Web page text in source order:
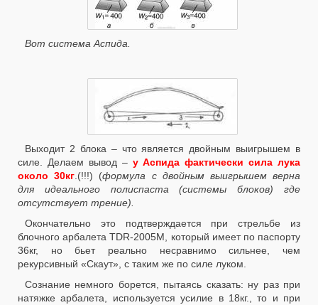
Вот система Аспида.
Выходит 2 блока – что является двойным выигрышем в
силе. Делаем вывод –у Аспида фактически сила лука
около 30кг .(!!!) (формула с двойным выигрышем верна
для идеального полиспаста (системы блоков) где
отсутствует трение).
Окончательно это подтверждается при стрельбе из
блочного арбалетаTDR-2005M , который имеет по паспорту
36кг, но бьет реально несравнимо сильнее, чем
рекурсивный «Скаут», с таким же по силе луком.
Сознание немного борется, пытаясь сказать: ну раз при
натяжке арбалета, используется усилие в 18кг., то и при